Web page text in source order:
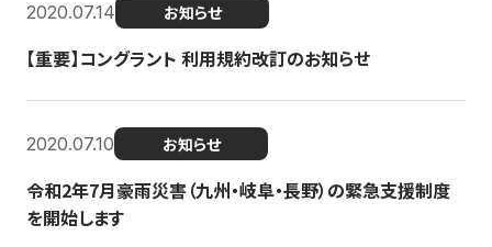
2020.07.14 お知らせ
【重要】コングラント 利用規約改訂のお知らせ
2020.07.10 お知らせ
令和2年7月豪雨災害（九州・岐阜・長野）の緊急支援制度
を開始します